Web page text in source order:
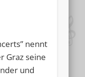
nennt
Graz seine
und